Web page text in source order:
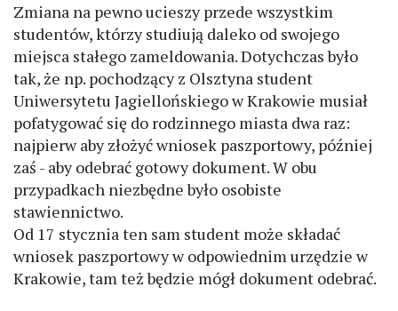
Zmiana na pewno ucieszy przede wszystkim
studentów, którzy studiują daleko od swojego
miejsca stałego zameldowania. Dotychczas było
tak, że np. pochodzący z Olsztyna student
Uniwersytetu Jagiellońskiego w Krakowie musiał
pofatygować się do rodzinnego miasta dwa raz:
najpierw aby złożyć wniosek paszportowy, później
zaś - aby odebrać gotowy dokument. W obu
przypadkach niezbędne było osobiste
stawiennictwo.
Od 17 stycznia ten sam student może składać
wniosek paszportowy w odpowiednim urzędzie w
Krakowie, tam też będzie mógł dokument odebrać.